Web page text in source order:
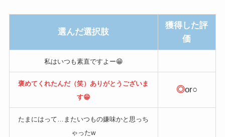
選んだ選択肢
獲得した評
価
私はいつも素直ですよー😁
褒めてくれたんだ（笑）ありがとうございま
す😁
◎or○
たまにはって…またいつもの嫌味かと思っち
ゃったw